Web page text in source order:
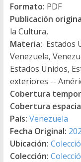
Formato: PDF
Publicación
la Cultura,
Materia: Estados
Venezuela,
Estados Unidos,
exteriores --
Cobertura
Cobertura
País: Venezuela
Fecha Original:
Ubicación:
Colección: